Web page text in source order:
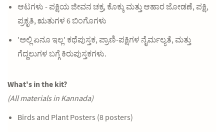
ಆಟಗಳು - ಪಕ್ಷಿಯ ಜೀವನ ಚಕ್ರ, ಕೊಕ್ಕು ಮತ್ತು ಆಹಾರ ಜೋಡಣೆ, ಪಕ್ಷಿ,
ಪ್ರಕೃತಿ, ಋತುಗಳ 6 ಬಿಂಗೊಗಳು
'ಅಲ್ಲಿ ಏನೂ ಇಲ್ಲ' ಕಥೆಪುಸ್ತಕ, ಪ್ರಾಣಿ-ಪಕ್ಷಿಗಳ ನೈರ್ಮಲ್ಯತೆ, ಮತ್ತು
ಗೆದ್ದಲುಗಳ ಬಗ್ಗೆ ಕಿರುಪುಸ್ತಕಗಳು.
What's in the kit?
(All materials in Kannada)
Birds and Plant Posters (8 posters)